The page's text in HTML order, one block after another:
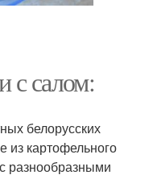
с салом:
белорусских
картофельного
разнообразными